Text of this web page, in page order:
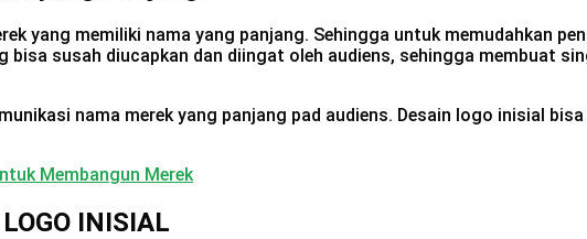
yang memiliki nama yang panjang. Sehingga untuk memudahkan
bisa susah diucapkan dan diingat oleh audiens, sehingga membuat
nama merek yang panjang pad audiens. Desain logo inisial
Membangun Merek
INISIAL